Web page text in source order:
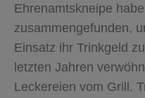
Ehrenamtskneipe
zusammengefunden,
Einsatz ihr Trinkgeld
letzten Jahren
Leckereien vom Grill.